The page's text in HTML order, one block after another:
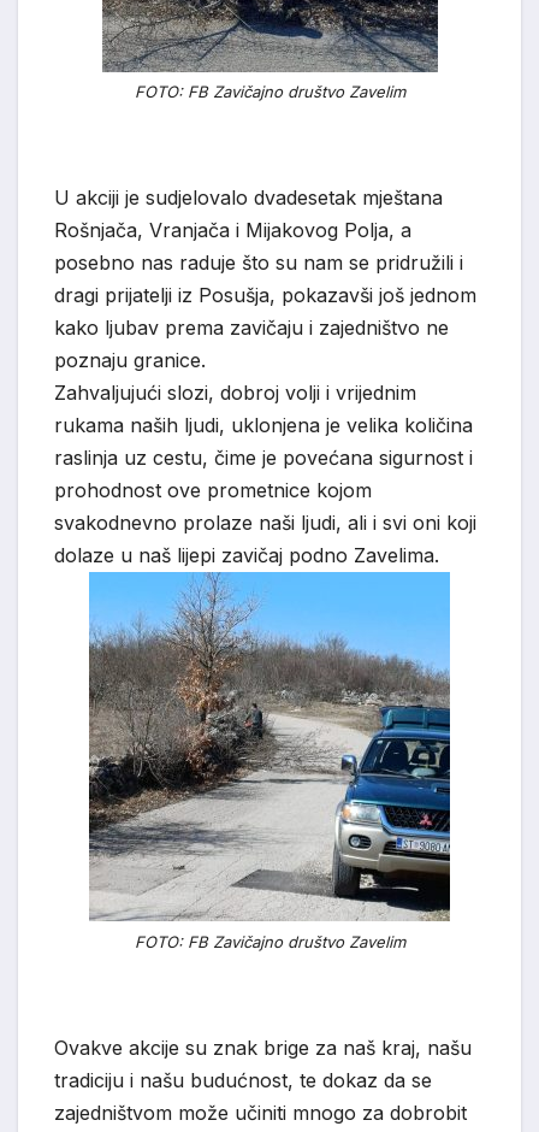
FOTO: FB Zavičajno društvo Zavelim
U akciji je sudjelovalo dvadesetak mještana
Rošnjača, Vranjača i Mijakovog Polja, a
posebno nas raduje što su nam se pridružili i
dragi prijatelji iz Posušja, pokazavši još jednom
kako ljubav prema zavičaju i zajedništvo ne
poznaju granice.
Zahvaljujući slozi, dobroj volji i vrijednim
rukama naših ljudi, uklonjena je velika količina
raslinja uz cestu, čime je povećana sigurnost i
prohodnost ove prometnice kojom
svakodnevno prolaze naši ljudi, ali i svi oni koji
dolaze u naš lijepi zavičaj podno Zavelima.
FOTO: FB Zavičajno društvo Zavelim
Ovakve akcije su znak brige za naš kraj, našu
tradiciju i našu budućnost, te dokaz da se
zajedništvom može učiniti mnogo za dobrobit